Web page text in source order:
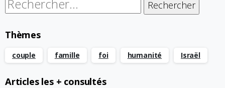
Thèmes
couple famille foi humanité Israël
Articles les + consultés